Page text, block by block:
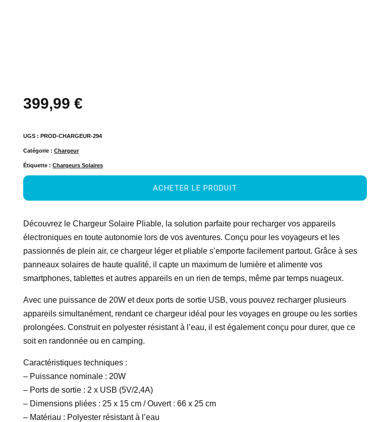
399,99€
UGS :PROD-CHARGEUR-294
Catégorie :Chargeur
Étiquette :Chargeurs Solaires
ACHETER LE PRODUIT
Découvrez le Chargeur Solaire Pliable, la solution parfaite pour recharger vos appareils
électroniques en toute autonomie lors de vos aventures. Conçu pour les voyageurs et les
passionnés de plein air, ce chargeur léger et pliable s’emporte facilement partout. Grâce à ses
panneaux solaires de haute qualité, il capte un maximum de lumière et alimente vos
smartphones, tablettes et autres appareils en un rien de temps, même par temps nuageux.
Avec une puissance de 20W et deux ports de sortie USB, vous pouvez recharger plusieurs
appareils simultanément, rendant ce chargeur idéal pour les voyages en groupe ou les sorties
prolongées. Construit en polyester résistant à l’eau, il est également conçu pour durer, que ce
soit en randonnée ou en camping.
Caractéristiques techniques :
– Puissance nominale : 20W
– Ports de sortie : 2 x USB (5V/2,4A)
– Dimensions pliées : 25 x 15 cm / Ouvert : 66 x 25 cm
– Matériau : Polyester résistant à l’eau